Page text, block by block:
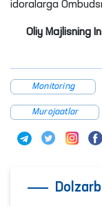
idoralarga
Oliy Majlisning
Monitoring
Murojaatlar